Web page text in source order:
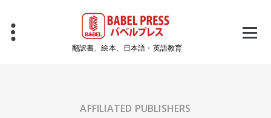
翻訳書、絵本、日本語・英語教育
AFFILIATED PUBLISHERS